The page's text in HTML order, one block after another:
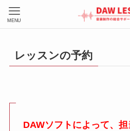
MENU
レッスンの予約
DAWソフトによって、